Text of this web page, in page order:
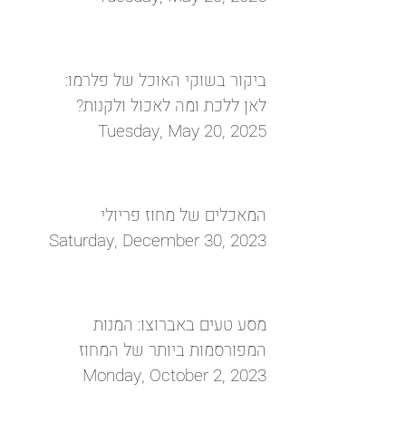
ביקור בשוקי האוכל של פלרמו:
לאן ללכת ומה לאכול ולקנות?
Tuesday, May 20, 2025
המאכלים של מחוז פריולי
Saturday, December 30, 2023
מסע טעים באברוצו: המנות
המפורסמות ביותר של המחוז
Monday, October 2, 2023